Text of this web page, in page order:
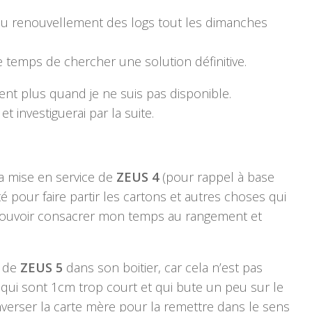
renouvellement des logs tout les dimanches
de chercher une solution définitive.
plus quand je ne suis pas disponible.
investiguerai par la suite.
en service de ZEUS 4(pour rappel à base
pour faire partir les cartons et autres choses qui
consacrer mon temps au rangement et
ZEUS 5 dans son boitier, car cela n’est pas
sont 1cm trop court et qui bute un peu sur le
la carte mère pour la remettre dans le sens